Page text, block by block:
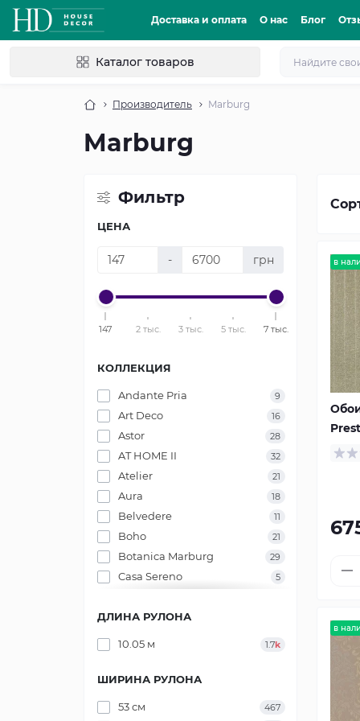
Доставка и оплата О нас Блог
Каталог товаров
Производитель Marburg
Marburg
Фильтр
ЦЕНА
- грн
147 2 тыс. 3 тыс. 5 тыс. 7 тыс.
КОЛЛЕКЦИЯ
Andante Pria 9
Art Deco 16
Astor 28
AT HOME II 32
Atelier 21
Aura 18
Belvedere 11
Boho 21
Botanica Marburg 29
Casa Sereno 5
Casual
Colani Legend
ДЛИНА РУЛОНА
10.05 м 1.7k
ШИРИНА РУЛОНА
53 см 467
в
в